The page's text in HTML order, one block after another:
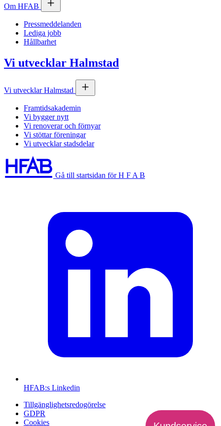
Om HFAB
Pressmeddelanden
Lediga jobb
Hållbarhet
Vi utvecklar Halmstad
Vi utvecklar Halmstad
Framtidsakademin
Vi bygger nytt
Vi renoverar och förnyar
Vi stöttar föreningar
Vi utvecklar stadsdelar
Gå till startsidan för H F A B
HFAB:s Linkedin
Tillgänglighetsredogörelse
GDPR
Cookies